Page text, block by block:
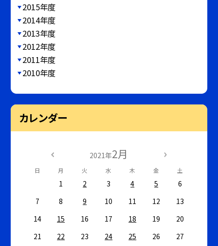
2015年度
2014年度
2013年度
2012年度
2011年度
2010年度
カレンダー
2021年2月
日 月 火 水 木 金 土
1 2 3 4 5
6
7
8 9 10 11 12
13
14
15 16 17 18 19
20
21
22 23 24 25 26
27